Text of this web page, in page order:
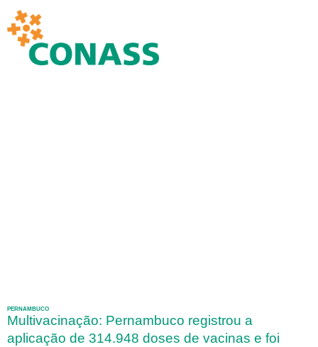
PERNAMBUCO
Multivacinação: Pernambuco registrou a
aplicação de 314.948 doses de vacinas e foi